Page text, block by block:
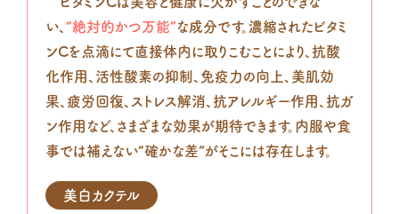
い、 “絶対的かつ万能”な成分です。濃縮されたビタミ
ンCを点滴にて直接体内に取りこむことにより、抗酸
化作用、活性酸素の抑制、免疫力の向上、美肌効
果、疲労回復、ストレス解消、抗アレルギー作用、抗ガ
ン作用など、さまざまな効果が期待できます。内服や食
事では補えない“確かな差”がそこには存在します。
美白カクテル